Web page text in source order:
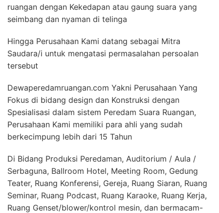
ruangan dengan Kekedapan atau gaung suara yang
seimbang dan nyaman di telinga
Hingga Perusahaan Kami datang sebagai Mitra
Saudara/i untuk mengatasi permasalahan persoalan
tersebut
Dewaperedamruangan.com Yakni Perusahaan Yang
Fokus di bidang design dan Konstruksi dengan
Spesialisasi dalam sistem Peredam Suara Ruangan,
Perusahaan Kami memiliki para ahli yang sudah
berkecimpung lebih dari 15 Tahun
Di Bidang Produksi Peredaman, Auditorium / Aula /
Serbaguna, Ballroom Hotel, Meeting Room, Gedung
Teater, Ruang Konferensi, Gereja, Ruang Siaran, Ruang
Seminar, Ruang Podcast, Ruang Karaoke, Ruang Kerja,
Ruang Genset/blower/kontrol mesin, dan bermacam-